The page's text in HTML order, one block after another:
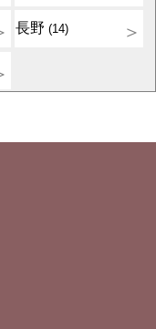
長野(14)